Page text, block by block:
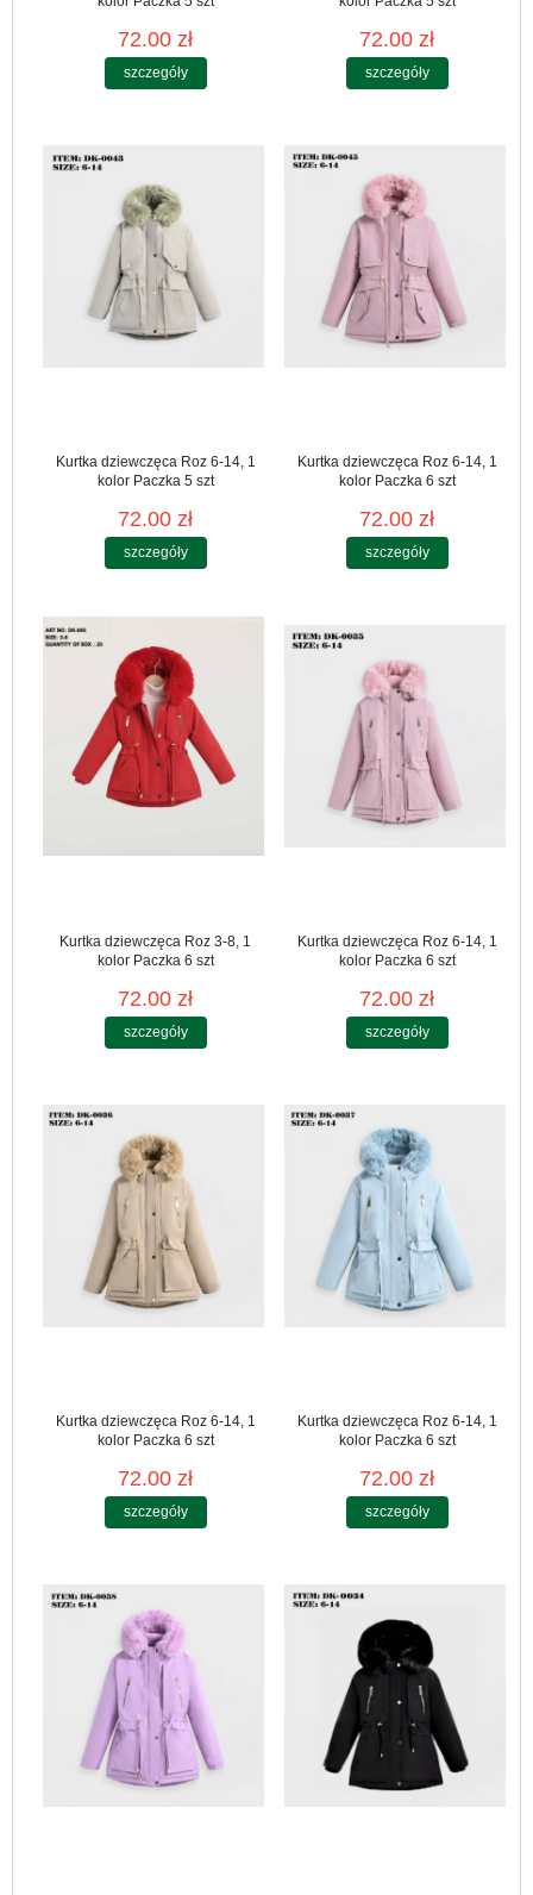
72.00 zł
szczegóły
72.00 zł
szczegóły
Kurtka dziewczęca Roz 6-14, 1
kolor Paczka 5 szt
72.00 zł
szczegóły
Kurtka dziewczęca Roz 6-14, 1
kolor Paczka 6 szt
72.00 zł
szczegóły
Kurtka dziewczęca Roz 3-8, 1
kolor Paczka 6 szt
72.00 zł
szczegóły
Kurtka dziewczęca Roz 6-14, 1
kolor Paczka 6 szt
72.00 zł
szczegóły
Kurtka dziewczęca Roz 6-14, 1
kolor Paczka 6 szt
72.00 zł
szczegóły
Kurtka dziewczęca Roz 6-14, 1
kolor Paczka 6 szt
72.00 zł
szczegóły